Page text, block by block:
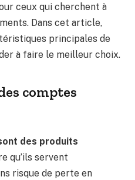
ceux qui cherchent à
Dans cet article,
principales de
à faire le meilleur choix.
comptes
des produits
qu’ils servent
risque de perte en